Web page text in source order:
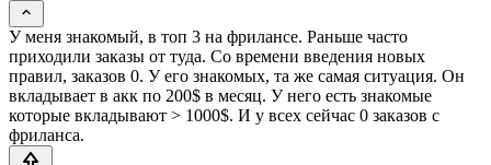
У меня знакомый, в топ 3 на фрилансе. Раньше часто
приходили заказы от туда. Со времени введения новых
правил, заказов 0. У его знакомых, та же самая ситуация. Он
вкладывает в акк по 200$ в месяц. У него есть знакомые
которые вкладывают > 1000$. И у всех сейчас 0 заказов с
фриланса.